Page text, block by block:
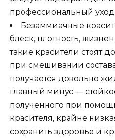
профессиональный уход.
Безаммиачные
блеск, плотность,
такие красители стоят
при смешивании
получается довольно
главный минус —
полученного при
красителя, крайне
сохранить здоровье и